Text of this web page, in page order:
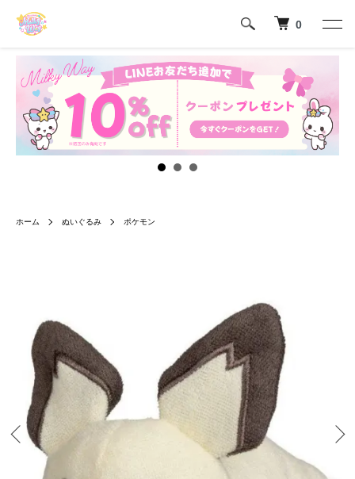
0
ホーム ぬいぐるみ ポケモン